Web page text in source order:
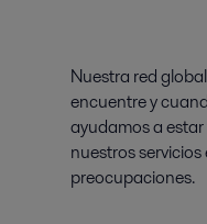
Nuestra red
encuentre y
ayudamos a
nuestros
preocupaciones.